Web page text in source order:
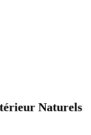
Naturels